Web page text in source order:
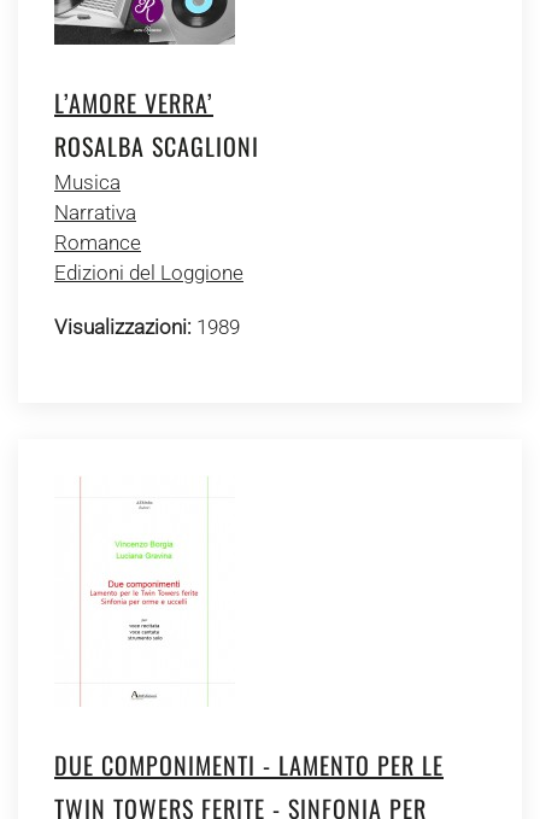
L’AMORE VERRA’
ROSALBA SCAGLIONI
Musica
Narrativa
Romance
Edizioni del Loggione
Visualizzazioni: 1989
DUE COMPONIMENTI - LAMENTO PER LE
TWIN TOWERS FERITE - SINFONIA PER